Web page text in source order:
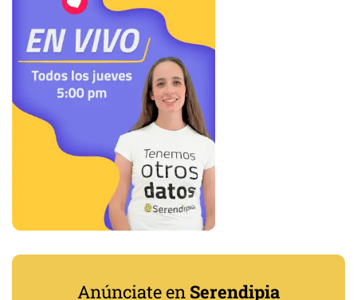
Anúnciate en Serendipia